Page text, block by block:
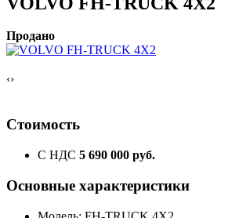
Продано
‹›
Стоимость
С НДС 5 690 000 руб.
Основные характеристики